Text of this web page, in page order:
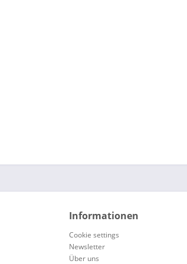
Informationen
Cookie settings
Newsletter
Über uns